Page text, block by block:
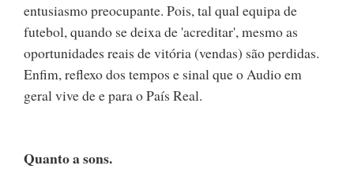
entusiasmo preocupante. Pois, tal qual equipa de
futebol, quando se deixa de 'acreditar', mesmo as
oportunidades reais de vitória (vendas) são perdidas.
Enfim, reflexo dos tempos e sinal que o Audio em
geral vive de e para o País Real.
Quanto a sons.